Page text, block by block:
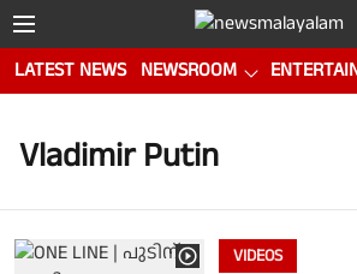
LATEST NEWS NEWSROOM
Vladimir Putin
VIDEOS